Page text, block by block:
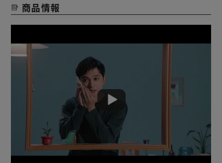
アケース。
3段階で切り替え可能のセレクトルーム。
食品を適切な温度で保存する。
冷蔵：4℃／ソフト冷凍：-8℃／冷凍：-18℃
解凍いらずでそのまま調理できる［ソフト冷凍］
解凍不要で手間いらず。
食べる分だけサクッと切れるので、食材をムダなく使うこと
ができる。
魚の切り身もきれいにはがすことができる。
冷蔵よりも低い温度で保存するため食品の鮮度を長持ちさせ
ます。
商品情報